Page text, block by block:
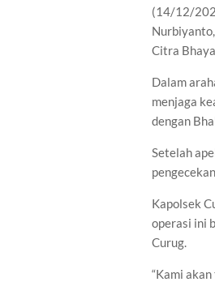
(14/12/
Citra
Dalam
menjaga
dengan
Setelah
Kapolsek
operasi ini
Curug.
“Kami